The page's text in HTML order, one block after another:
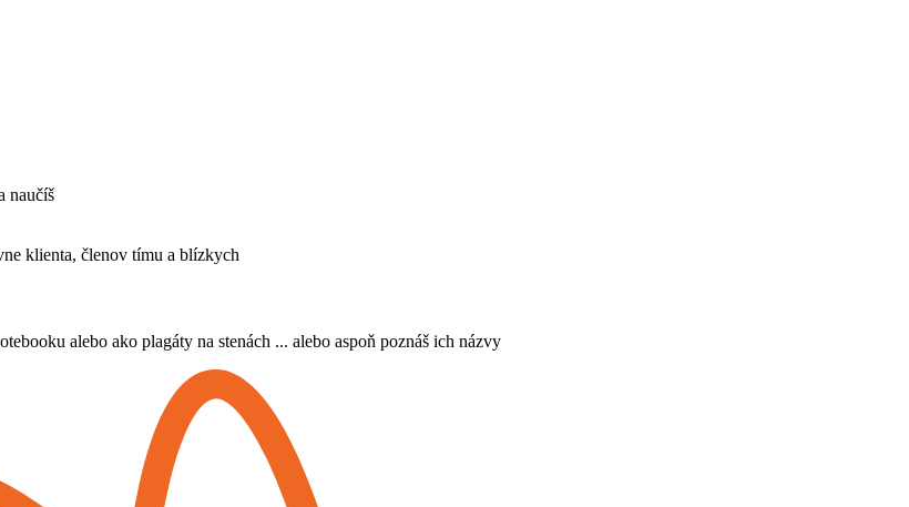
naučíš
klienta, členov tímu a blízkych
alebo ako plagáty na stenách ... alebo aspoň poznáš ich názvy